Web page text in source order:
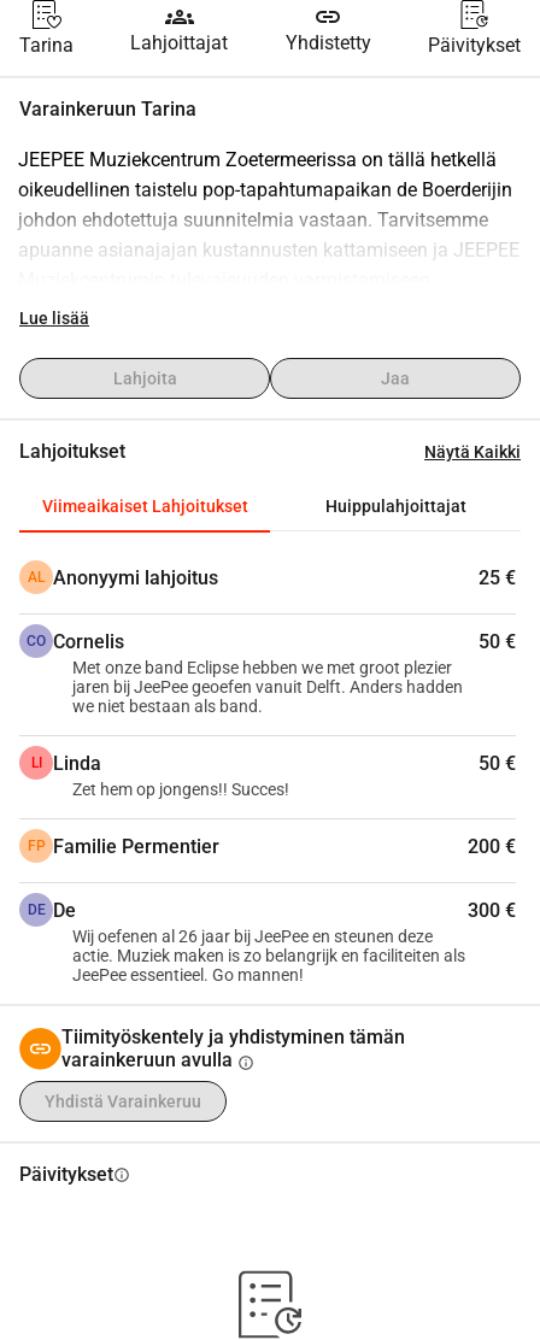
Tarina
groups
Lahjoittajat
link
Yhdistetty Päivitykset
Varainkeruun Tarina
JEEPEE Muziekcentrum Zoetermeerissa on tällä hetkellä
oikeudellinen taistelu pop-tapahtumapaikan de Boerderijin
johdon ehdotettuja suunnitelmia vastaan. Tarvitsemme
apuanne asianajajan kustannusten kattamiseen ja JEEPEE
Miksi tämä on tärkeää?
kehto ja olennainen osa paikallista musiikkikulttuuria.
Ehdotettu sulkeminen uhkaa paitsi muusikoita, myös
energiaa.
Mitä haluamme saavuttaa?
Tavoitteenamme on kerätä tarvittavat resurssit, jotta
voimme palkata kokeneen asianajajan puolustamaan
JEEPEE Muziekcentrumin etuja Boerderijin johdon
oikeudenkäynnissä. Tällä haluamme estää sulkemisen ja
säilyttää JEEPEE Muziekcentrumin arvokkaana
kulttuuritilana.
Kuinka voit auttaa?
Lahjoita nyt auttaaksesi JEEPEE Muziekcentrumia tässä
oikeudellisessa taistelussa! Jokainen panos, suuri tai pieni,
vie meitä lähemmäs tavoitetta. Jaa tämä
joukkorahoituskampanja ystävien, perheen ja muiden
musiikin ystävien kanssa laajentaaksesi
vaikutuspiiriämme.
Yhdessä voimme varmistaa, että Jeepee pitää ovensa
avoinna ja jatkaa Zoetermeerin kukoistavaan
musiikkikulttuuriin!
Lue lisää
Lahjoita Jaa
Lahjoitukset Näytä Kaikki
Viimeaikaiset Lahjoitukset Huippulahjoittajat
AL Anonyymi lahjoitus 25 €
CO Cornelis 50 €
Met onze band Eclipse hebben we met groot plezier
jaren bij JeePee geoefen vanuit Delft. Anders hadden
we niet bestaan als band.
LI Linda 50 €
Zet hem op jongens!! Succes!
FP Familie Permentier 200 €
DE De 300 €
Wij oefenen al 26 jaar bij JeePee en steunen deze
actie. Muziek maken is zo belangrijk en faciliteiten als
JeePee essentieel. Go mannen!
Tiimityöskentely ja yhdistyminen tämän
varainkeruun avulla info
Yhdistä Varainkeruu
Päivityksetinfo